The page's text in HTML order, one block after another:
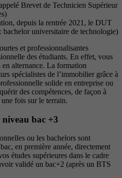
Brevet de Technicien Supérieur
depuis la rentrée 2021, le DUT
bachelor universitaire de technologie)
et professionnalisantes
des étudiants. En effet, vous
alternance. La formation
spécialistes de l’immobilier grâce à
solide en entreprise ou
des compétences, de façon à
fois sur le terrain.
bac +3
ou les bachelors sont
en première année, directement
études supérieures dans le cadre
validé un bac+2 (après un BTS